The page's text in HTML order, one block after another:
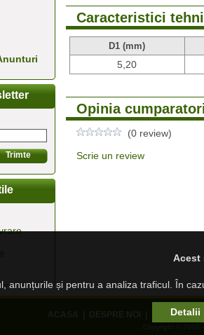
Caracteristici
D1 (mm)
5,20
Opinia
(0 review)
Scrie un review
ACASA DESPRE NOI PRODUSE
Copyright © 2008
Acest
anunțurile și pentru a analiza traficul. În
Detalii